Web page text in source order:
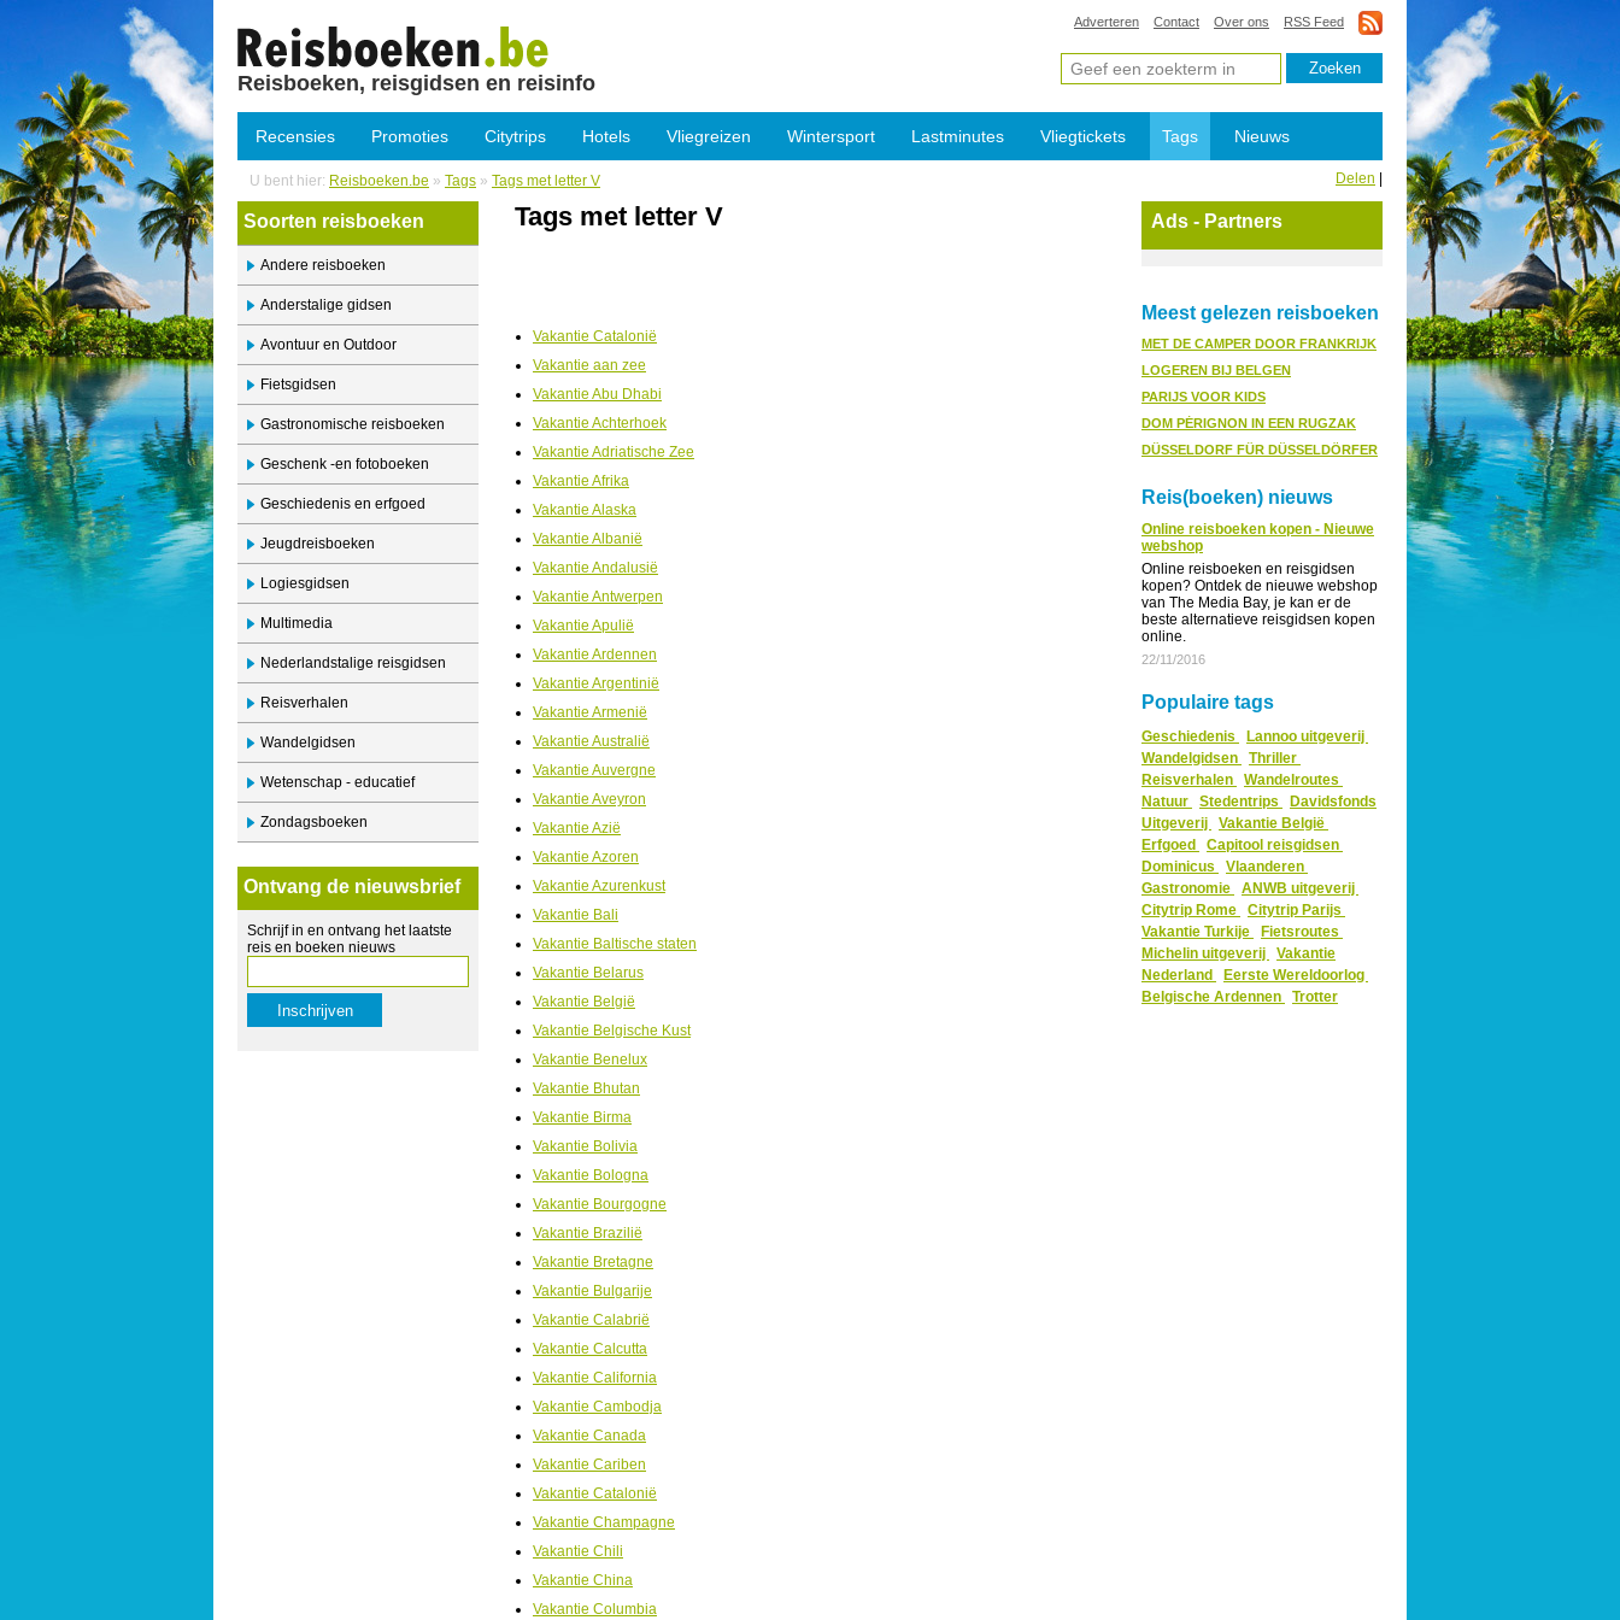
Reisboeken, reisgidsen en reisinfo
Adverteren Contact Over ons RSS Feed
Recensies Promoties Citytrips Hotels Vliegreizen Wintersport Lastminutes Vliegtickets Tags Nieuws
U bent hier: Reisboeken.be » Tags » Tags met letter V Delen
Soorten reisboeken
Andere reisboeken
Anderstalige gidsen
Avontuur en Outdoor
Fietsgidsen
Gastronomische reisboeken
Geschenk -en fotoboeken
Geschiedenis en erfgoed
Jeugdreisboeken
Logiesgidsen
Multimedia
Nederlandstalige reisgidsen
Reisverhalen
Wandelgidsen
Wetenschap - educatief
Zondagsboeken
Ontvang de nieuwsbrief
Schrijf in en ontvang het laatste
reis en boeken nieuws
Tags met letter V
Vakantie Catalonië
Vakantie aan zee
Vakantie Abu Dhabi
Vakantie Achterhoek
Vakantie Adriatische Zee
Vakantie Afrika
Vakantie Alaska
Vakantie Albanië
Vakantie Andalusië
Vakantie Antwerpen
Vakantie Apulië
Vakantie Ardennen
Vakantie Argentinië
Vakantie Armenië
Vakantie Australië
Vakantie Auvergne
Vakantie Aveyron
Vakantie Azië
Vakantie Azoren
Vakantie Azurenkust
Vakantie Bali
Vakantie Baltische staten
Vakantie Belarus
Vakantie België
Vakantie Belgische Kust
Vakantie Benelux
Vakantie Bhutan
Vakantie Birma
Vakantie Bolivia
Vakantie Bologna
Vakantie Bourgogne
Vakantie Brazilië
Vakantie Bretagne
Vakantie Bulgarije
Vakantie Calabrië
Vakantie Calcutta
Vakantie California
Vakantie Cambodja
Vakantie Canada
Vakantie Cariben
Vakantie Catalonië
Vakantie Champagne
Vakantie Chili
Vakantie China
Vakantie Columbia
Ads - Partners
Meest gelezen reisboeken
MET DE CAMPER DOOR FRANKRIJK
LOGEREN BIJ BELGEN
PARIJS VOOR KIDS
DOM PÉRIGNON IN EEN RUGZAK
DÜSSELDORF FÜR DÜSSELDÖRFER
Reis(boeken) nieuws
Online reisboeken kopen - Nieuwe
webshop
Online reisboeken en reisgidsen
kopen? Ontdek de nieuwe webshop
van The Media Bay, je kan er de
beste alternatieve reisgidsen kopen
online.
22/11/2016
Populaire tags
Geschiedenis
Lannoo uitgeverij
Wandelgidsen
Thriller
Reisverhalen
Wandelroutes
Natuur
Stedentrips
Davidsfonds
Uitgeverij
Vakantie België
Erfgoed
Capitool reisgidsen
Dominicus
Vlaanderen
Gastronomie
ANWB uitgeverij
Citytrip Rome
Citytrip Parijs
Vakantie Turkije
Fietsroutes
Michelin uitgeverij
Vakantie
Nederland
Eerste Wereldoorlog
Belgische Ardennen
Trotter